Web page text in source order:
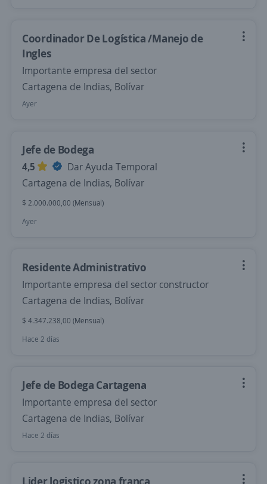
Coordinador De Logística /Manejo de
Ingles
Importante empresa del sector
Cartagena de Indias, Bolívar
Ayer
Jefe de Bodega
4,5
Dar Ayuda Temporal
Cartagena de Indias, Bolívar
$ 2.000.000,00 (Mensual)
Ayer
Residente Administrativo
Importante empresa del sector constructor
Cartagena de Indias, Bolívar
$ 4.347.238,00 (Mensual)
Hace 2 días
Jefe de Bodega Cartagena
Importante empresa del sector
Cartagena de Indias, Bolívar
Hace 2 días
Lider logistico zona franca